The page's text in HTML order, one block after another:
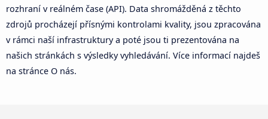
rozhraní v reálném čase (API). Data shromážděná z těchto
zdrojů procházejí přísnými kontrolami kvality, jsou zpracována
v rámci naší infrastruktury a poté jsou ti prezentována na
našich stránkách s výsledky vyhledávání. Více informací najdeš
na stránce O nás.